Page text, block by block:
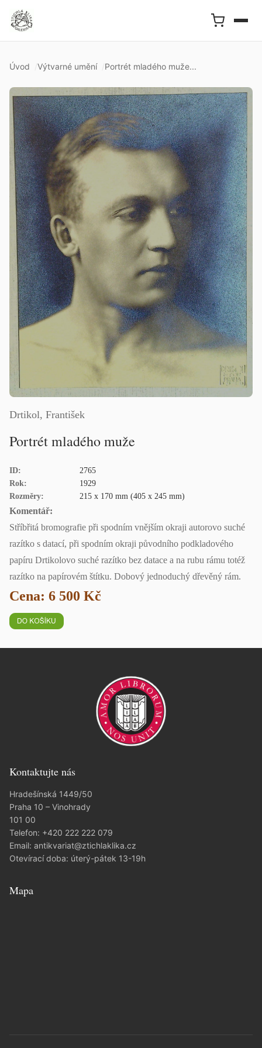
Úvod Výtvarné umění Portrét mladého muže...
Drtikol, František
Portrét mladého muže
ID:
2765
Rok:
1929
Rozměry:
215 x 170 mm (405 x 245 mm)
Komentář:
Stříbřitá bromografie při spodním vnějším okraji autorovo suché
razítko s datací, při spodním okraji původního podkladového
papíru Drtikolovo suché razítko bez datace a na rubu rámu totéž
razítko na papírovém štítku. Dobový jednoduchý dřevěný rám.
Cena: 6 500 Kč
Kontaktujte nás
Hradešínská 1449/50
Praha 10 – Vinohrady
101 00
Telefon: +420 222 222 079
Email: antikvariat@ztichlaklika.cz
Otevírací doba: úterý-pátek 13-19h
Mapa